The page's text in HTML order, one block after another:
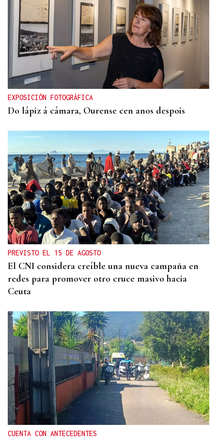
OFERTA DIVERSIFICADA
Las academias de Ourense se reinventan tras el fin
de los exámenes de septiembre
EXPOSICIÓN FOTOGRÁFICA
Do lápiz á cámara, Ourense cen anos despois
PREVISTO EL 15 DE AGOSTO
El CNI considera creíble una nueva campaña en
redes para promover otro cruce masivo hacia
Ceuta
CUENTA CON ANTECEDENTES